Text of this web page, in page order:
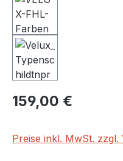
Regulärer Preis:
159,00 €
Preise inkl. MwSt. zzgl.